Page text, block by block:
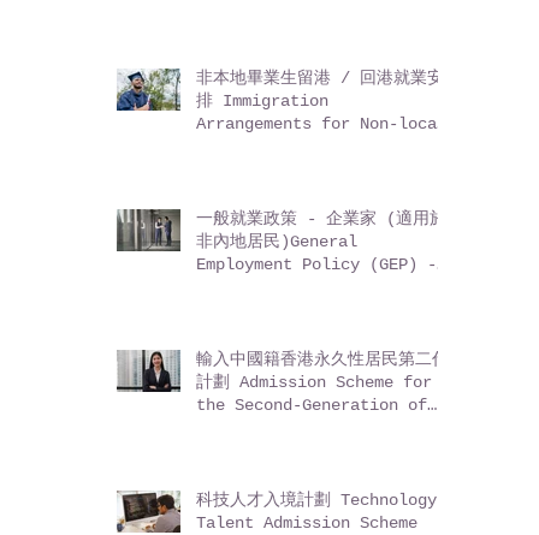
非本地畢業生留港 / 回港就業安
排 Immigration
Arrangements for Non-local
一般就業政策 - 企業家 (適用於
非內地居民)General
Employment Policy (GEP) -
輸入中國籍香港永久性居民第二代
計劃 Admission Scheme for
the Second-Generation of
科技人才入境計劃 Technology
Talent Admission Scheme